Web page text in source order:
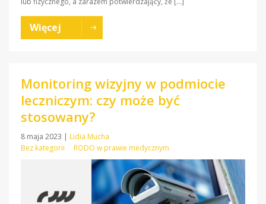
Więcej
Monitoring wizyjny w podmiocie
leczniczym: czy może być
stosowany?
8 maja 2023 | Lidia Mucha
Bez kategorii
RODO w prawie medycznym